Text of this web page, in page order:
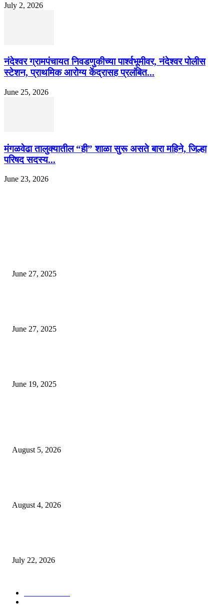
July 2, 2026
नंदेश्वर ग्रामपंचायत निवडणुकीच्या पार्श्वभूमीवर, नंदेश्वर पोलीस
स्टेशन, प्राथमिक आरोग्य केंद्रासह प्रलंबित...
June 25, 2026
मंगळवेढा तालुक्यातील “ही” शाळा सुरू असते बारा महिने, जिल्हा
परिषद सदस्य...
June 23, 2026
June 27, 2025
June 27, 2025
June 19, 2025
August 5, 2026
August 4, 2026
July 22, 2026